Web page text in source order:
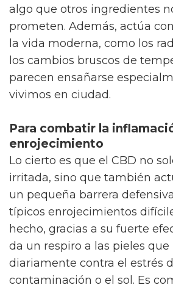
algo que otros ingredientes
prometen. Además, actúa
la vida moderna, como los
los cambios bruscos de
parecen ensañarse
vivimos en ciudad.
Para combatir la
enrojecimiento
Lo cierto es que el CBD no
irritada, sino que también
un pequeña barrera
típicos enrojecimientos
hecho, gracias a su fuerte
da un respiro a las pieles que
diariamente contra el estrés
contaminación o el sol. Es